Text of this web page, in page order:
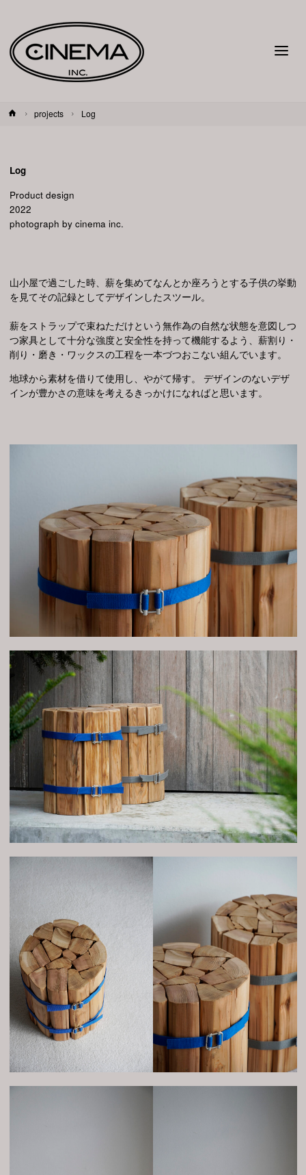
ホ
projects Log
Log
Product design
2022
photograph by cinema inc.
山小屋で過ごした時、薪を集めてなんとか座ろうとする子供の挙動
を見てその記録としてデザインしたスツール。
薪をストラップで束ねただけという無作為の自然な状態を意図しつ
つ家具として十分な強度と安全性を持って機能するよう、薪割り・
削り・磨き・ワックスの工程を一本づつおこない組んでいます。
地球から素材を借りて使用し、やがて帰す。 デザインのないデザ
インが豊かさの意味を考えるきっかけになればと思います。